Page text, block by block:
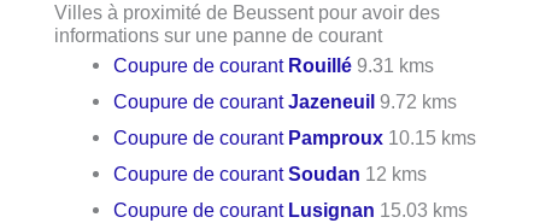
Villes à proximité de Beussent pour avoir des
informations sur une panne de courant
Coupure de courant Rouillé 9.31 kms
Coupure de courantJazeneuil 9.72 kms
Coupure de courant Pamproux 10.15 kms
Coupure de courantSoudan 12 kms
Coupure de courant Lusignan 15.03 kms